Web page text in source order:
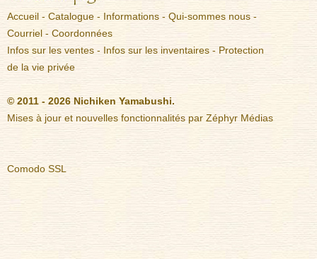
Accueil - Catalogue - Informations - Qui-sommes nous -
Courriel - Coordonnées
Infos sur les ventes - Infos sur les inventaires - Protection
de la vie privée
© 2011 - 2026 Nichiken Yamabushi.
Mises à jour et nouvelles fonctionnalités par Zéphyr Médias
Comodo SSL